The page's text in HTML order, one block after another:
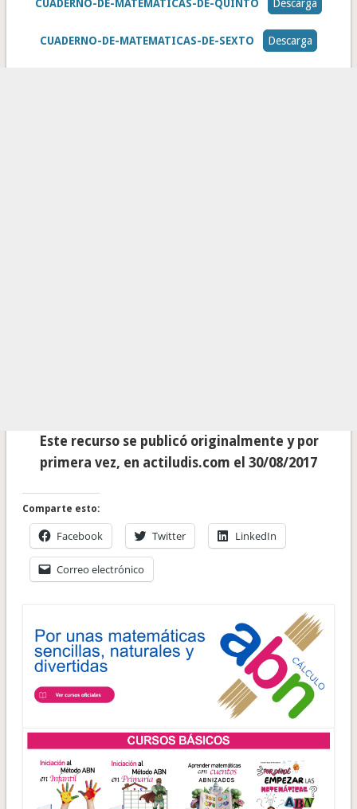
CUADERNO-DE-MATEMATICAS-DE-QUINTO Descarga
CUADERNO-DE-MATEMATICAS-DE-SEXTO Descarga
Este recurso se publicó originalmente y por
primera vez, en actiludis.com el 30/08/2017
Comparte esto:
Facebook Twitter LinkedIn
Correo electrónico